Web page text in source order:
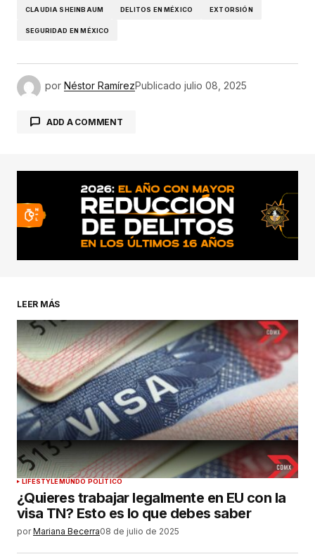
CLAUDIA SHEINBAUM DELITOS EN MÉXICO EXTORSIÓN
SEGURIDAD EN MÉXICO
por Néstor RamírezPublicado julio 08, 2025
ADD A COMMENT
conectado
LEER MÁS
LIFESTYLEMUNDO POLÍTICO
¿Quieres trabajar legalmente en EU con la
visa TN? Esto es lo que debes saber
por Mariana Becerra08 de julio de 2025